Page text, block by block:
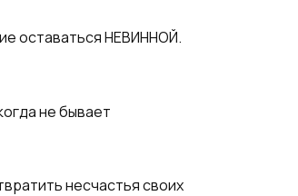
оставаться НЕВИННОЙ.
не бывает
несчастья своих